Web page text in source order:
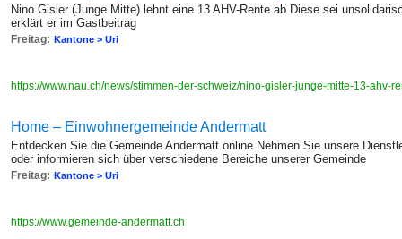
Nino Gisler (Junge Mitte) lehnt eine 13 AHV-Rente ab Diese sei
erklärt er im Gastbeitrag
Freitag: Kantone > Uri
https://www.nau.ch/news/stimmen-der-schweiz/nino-gisler-junge-mitte-13-ahv-
Home – Einwohnergemeinde Andermatt
Entdecken Sie die Gemeinde Andermatt online Nehmen Sie unsere
oder informieren sich über verschiedene Bereiche unserer Gemeinde
Freitag: Kantone > Uri
https://www.gemeinde-andermatt.ch